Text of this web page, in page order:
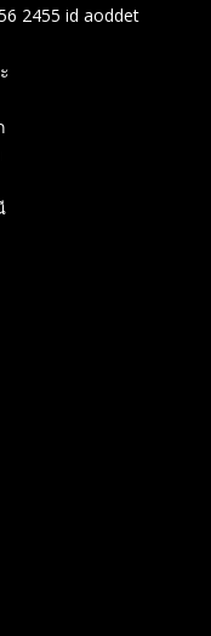
2455 id aoddet